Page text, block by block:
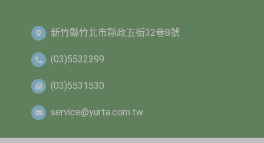
新竹縣竹北市縣政五街32巷8號
(03)5532399
(03)5531530
service@yurta.com.tw